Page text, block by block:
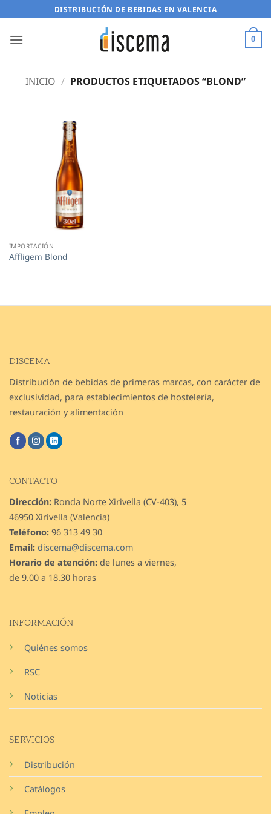
al
contenido
DISTRIBUCIÓN DE BEBIDAS EN VALENCIA
0
INICIO / PRODUCTOS ETIQUETADOS “BLOND”
IMPORTACIÓN
Affligem Blond
DISCEMA
Distribución de bebidas de primeras marcas, con carácter de
exclusividad, para establecimientos de hostelería,
restauración y alimentación
INFORMACIÓN
Quiénes somos
RSC
Noticias
SERVICIOS
Distribución
Catálogos
CONTACTO
Dirección: Ronda Norte Xirivella (CV-403), 5
46950 Xirivella (Valencia)
Teléfono: 96 313 49 30
Email: discema@discema.com
Horario de atención: de lunes a viernes,
de 9.00 a 18.30 horas